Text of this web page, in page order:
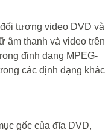
tượng video DVD và
âm thanh và video trên
định dạng MPEG-
các định dạng khác
gốc của đĩa DVD,